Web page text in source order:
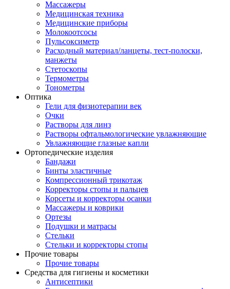
Массажеры
Медицинская техника
Медицинские приборы
Молокоотсосы
Пульсоксиметр
Расходный материал/ланцеты, тест-полоски,
манжеты
Стетоскопы
Термометры
Тонометры
Оптика
Гели для физиотерапии век
Очки
Растворы для линз
Растворы офтальмологические увлажняющие
Увлажняющие глазные капли
Ортопедические изделия
Бандажи
Бинты эластичные
Компрессионный трикотаж
Корректоры стопы и пальцев
Корсеты и корректоры осанки
Массажеры и коврики
Ортезы
Подушки и матрасы
Стельки
Стельки и корректоры стопы
Прочие товары
Прочие товары
Средства для гигиены и косметики
Антисептики